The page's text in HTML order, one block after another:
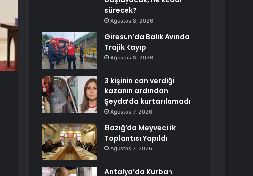
sürecek?
Ağustos 8, 2026
Giresun’da Balık Avında
Trajik Kayıp
Ağustos 8, 2026
3 kişinin can verdiği
kazanın ardından
Şeyda’da kurtarılamadı
Ağustos 7, 2026
Elazığ’da Meyvecilik
Toplantısı Yapıldı
Ağustos 7, 2026
Antalya’da Kurban